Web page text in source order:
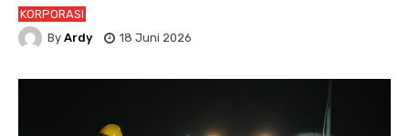
KORPORASI
By Ardy 18 Juni 2026